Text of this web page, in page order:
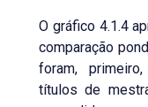
O gráfico 4.1.4
comparação
foram,
títulos de